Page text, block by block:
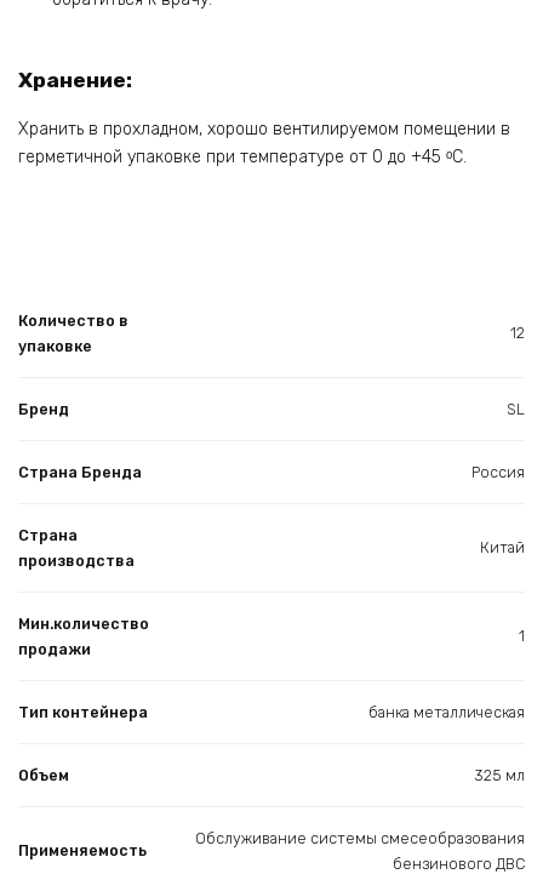
Хранение:
Хранить в прохладном, хорошо вентилируемом помещении в
герметичной упаковке при температуре от 0 до +45 ᵒC.
Количество в
упаковке
12
Бренд SL
Страна Бренда Россия
Страна
производства
Китай
Мин.количество
продажи
1
Тип контейнера банка металлическая
Объем 325 мл
Применяемость
Обслуживание системы смесеобразования
бензинового ДВС